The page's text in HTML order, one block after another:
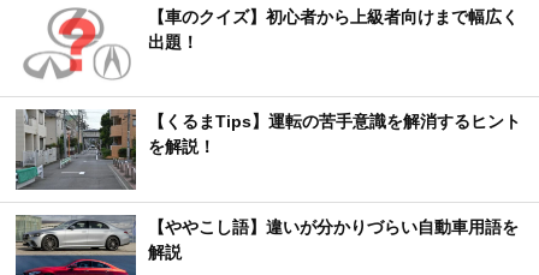
【車のクイズ】初心者から上級者向けまで幅広く
出題！
【くるまTips】運転の苦手意識を解消するヒント
を解説！
【ややこし語】違いが分かりづらい自動車用語を
解説